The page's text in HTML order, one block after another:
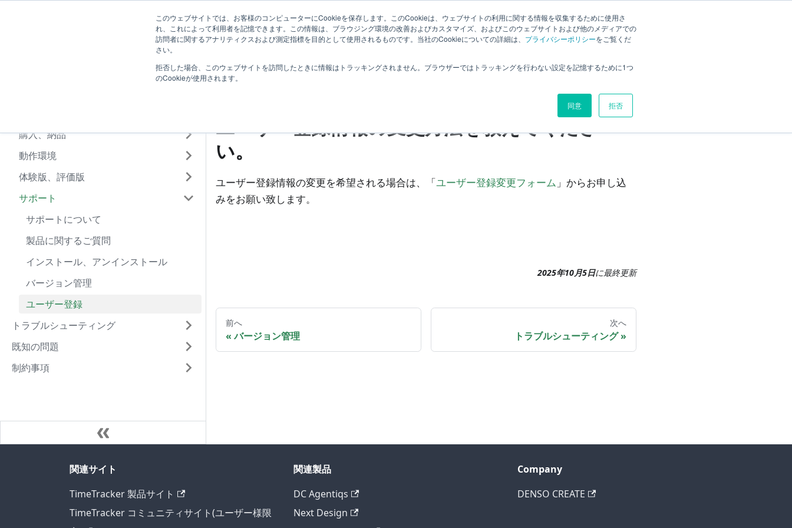
このウェブサイトでは、お客様のコンピューターにCookieを保存します。このCookieは、ウェブサイトの利用に関する情報を収集するために使用さ
れ、これによって利用者を記憶できます。この情報は、ブラウジング環境の改善およびカスタマイズ、およびこのウェブサイトおよび他のメディアでの
訪問者に関するアナリティクスおよび測定指標を目的として使用されるものです。当社のCookieについての詳細は、 プライバシーポリシーをご覧くだ
さい。
拒否した場合、このウェブサイトを訪問したときに情報はトラッキングされません。ブラウザーではトラッキングを行わない設定を記憶するために1つ
のCookieが使用されます。
同意 拒否
ユーザー向
け
システム管理者向
け
ナレッ
ジ
関連ペー
ジ
|
拡張機
能
ユーザー様の声 Current
購入、納品
動作環境
体験版、評価版
サポート
サポートについて
製品に関するご質問
インストール、アンインストール
バージョン管理
ユーザー登録
トラブルシューティング
既知の問題
制約事項
ユーザー登録
ユーザー登録情報の変更方法を教えてくださ
い。
ユーザー登録情報の変更を希望される場合は、「ユーザー登録変更フォーム 」からお申し込
みをお願い致します。
2025年10月5日に最終更新
前へ
バージョン管理
次へ
トラブルシューティング
関連サイト
TimeTracker 製品サイト
TimeTracker コミュニティサイト(ユーザー様限
関連製品
DC Agentiqs
Next Design
Company
DENSO CREATE